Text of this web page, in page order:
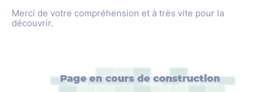
Merci de votre compréhension et à très vite pour la
découvrir.